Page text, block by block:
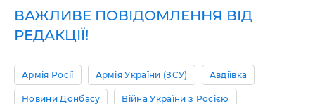
ВАЖЛИВЕ ПОВІДОМЛЕННЯ ВІД
РЕДАКЦІЇ!
Армія Росії Армія України (ЗСУ) Авдіївка
Новини Донбасу Війна України з Росією